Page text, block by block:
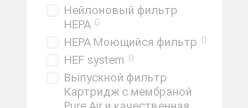
Нейлоновый фильтр
HEPA 0
HEPA Моющийся фильтр 0
HEF system 0
Выпускной фильтр
Картридж с мембраной